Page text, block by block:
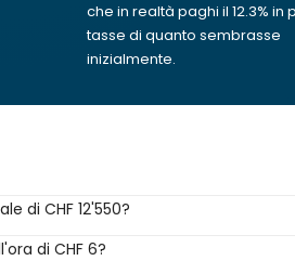
che in realtà paghi il 12.3% in
tasse di quanto sembrasse
inizialmente.
di CHF 12'550?
di CHF 6?